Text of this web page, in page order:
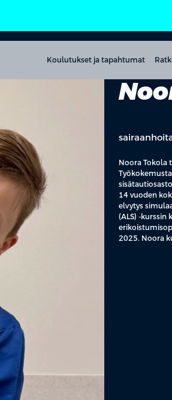
Koulutukset ja tapahtumat
Noora Tokola
14 vuoden
elvytys
(ALS) -
2025. Noora